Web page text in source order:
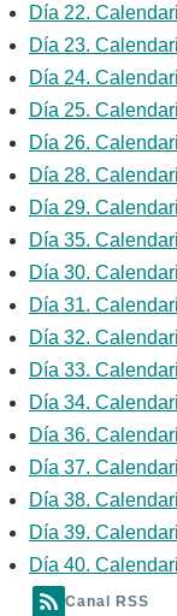
Día 22.
Día 23.
Día 24.
Día 25.
Día 26.
Día 28.
Día 29.
Día 35.
Día 30.
Día 31.
Día 32.
Día 33.
Día 34.
Día 36.
Día 37.
Día 38.
Día 39.
Día 40.
Canal RSS